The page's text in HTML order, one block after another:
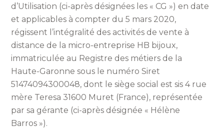
d’Utilisation (ci-après désignées les « CG ») en date
et applicables à compter du 5 mars 2020,
régissent l’intégralité des activités de vente à
distance de la micro-entreprise HB bijoux,
immatriculée au Registre des métiers de la
Haute-Garonne sous le numéro Siret
51474094300048, dont le siège social est sis 4 rue
mère Teresa 31600 Muret (France), représentée
par sa gérante (ci-après désignée « Hélène
Barros »).